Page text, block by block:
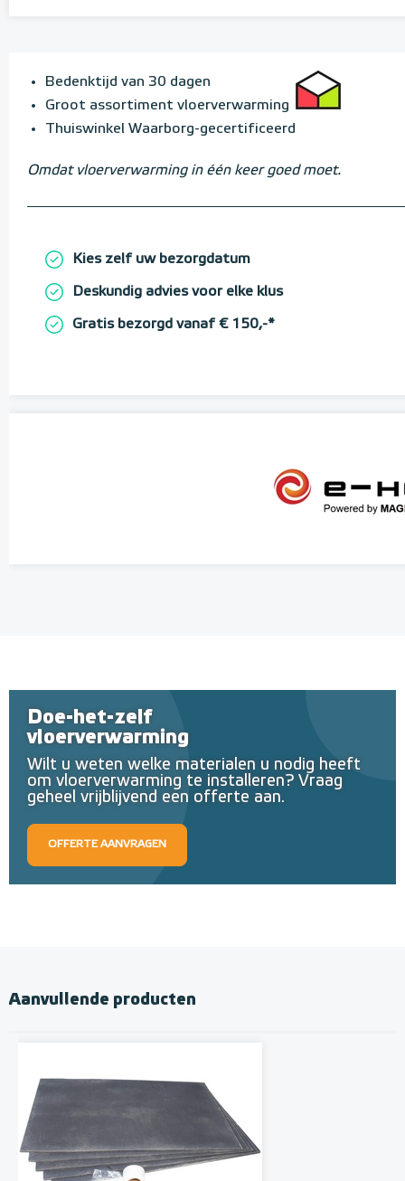
Bedenktijd van 30 dagen
Groot assortiment vloerverwarming
Thuiswinkel Waarborg-gecertificeerd
Omdat vloerverwarming in één keer goed moet.
Kies zelf uw bezorgdatum
Deskundig advies voor elke klus
Gratis bezorgd vanaf € 150,-*
Doe-het-zelf
vloerverwarming
Wilt u weten welke materialen u nodig heeft
om vloerverwarming te installeren? Vraag
geheel vrijblijvend een offerte aan.
OFFERTE AANVRAGEN
Aanvullende producten